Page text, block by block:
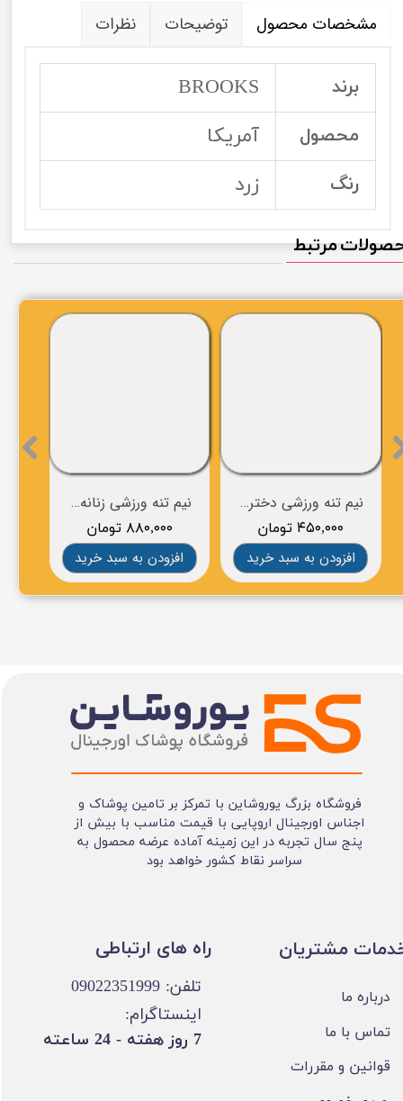
مشخصات محصول توضیحات نظرات
برند BROOKS
محصول آمریکا
رنگ زرد
نیم تنه ورزشی زنانه برند BROOKS
۸۸۰,۰۰۰ تومان
افزودن به سبد خرید
نیم تنه ورزشی دخترانه برند NIKE
۴۵۰,۰۰۰ تومان
افزودن به سبد خرید
مرتبط
فروشگاه بزرگ یوروشاین با تمرکز بر تامین پوشاک و
اجناس اورجینال اروپایی با قیمت مناسب با بیش از
پنج سال تجربه در این زمینه آماده عرضه محصول به
سراسر نقاط کشور خواهد بود
مشتریان
درباره ما
تماس با ما
قوانین و مقررات
تلفن: 09022351999
اینستاگرام:
​7 روز هفته - 24 ساعته ​​​​​​​
​​راه های ارتباطی